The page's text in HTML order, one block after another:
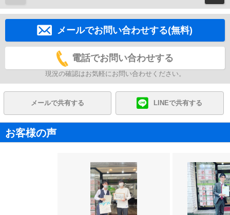
メールでお問い合わせする(無料)
電話でお問い合わせする
現況の確認はお気軽にお問い合わせください。
メールで共有する LINEで共有する
お客様の声